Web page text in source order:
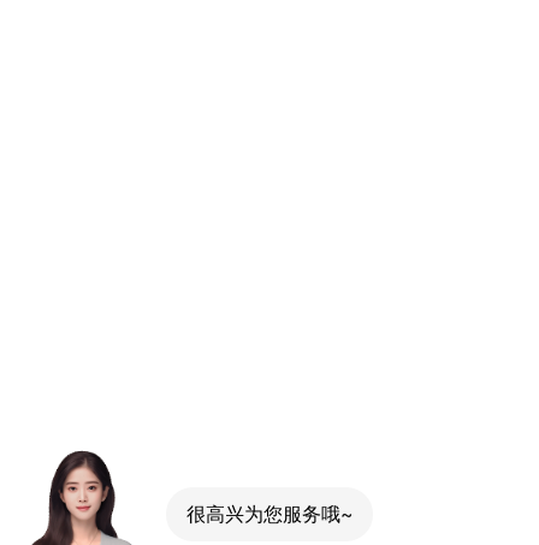
很高兴为您服务哦~